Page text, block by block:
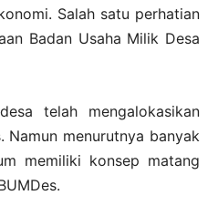
Salah satu perhatian
Badan Usaha Milik Desa
telah mengalokasikan
Namun menurutnya banyak
memiliki konsep matang